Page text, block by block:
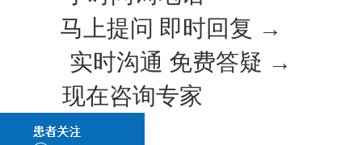
马上提问 即时回复 →
实时沟通 免费答疑 →
现在咨询专家